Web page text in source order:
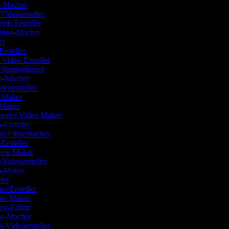
Macher
Ersteller
Macher
Video-Ersteller
Macher
Maker
Video Maker
Ersteller
Filmemacher
Ersteller
Maker
Videoersteller
Maker
Ersteller
Maker
Editor
Macher
Videoersteller